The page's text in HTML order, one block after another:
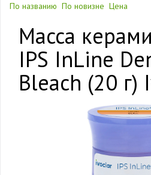
По названию По новизне Цена
Масса
IPS InLine
Bleach (20 г)